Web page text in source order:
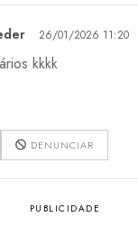
26/01/2026 11:20
kkkk
DENUNCIAR